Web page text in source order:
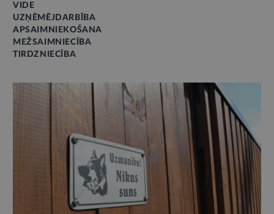
VIDE
UZŅĒMĒJDARBĪBA
APSAIMNIEKOŠANA
MEŽSAIMNIECĪBA
TIRDZNIECĪBA